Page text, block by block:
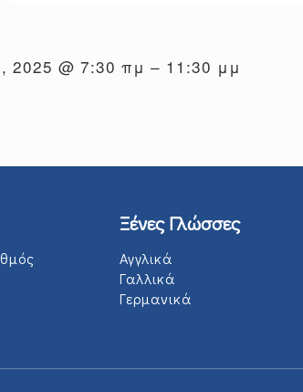
2025 @ 7:30 πμ – 11:30 μμ
Ξένες Γλώσσες
Αγγλικά
Γαλλικά
Γερμανικά